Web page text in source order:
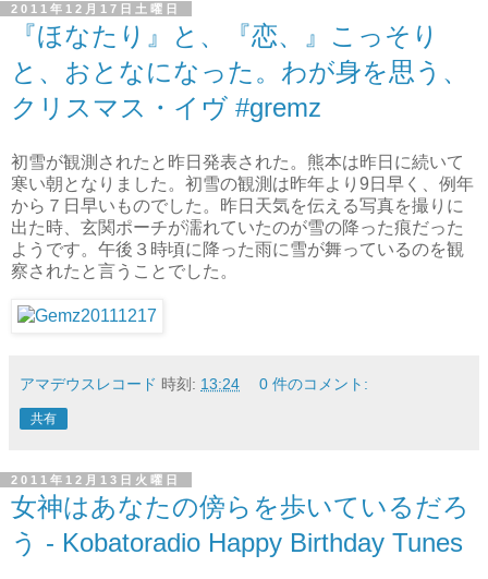
2011年12月17日土曜日
『ほなたり』と、『恋、』こっそり
と、おとなになった。わが身を思う、
クリスマス・イヴ #gremz
初雪が観測されたと昨日発表された。熊本は昨日に続いて
寒い朝となりました。初雪の観測は昨年より9日早く、例年
から７日早いものでした。昨日天気を伝える写真を撮りに
出た時、玄関ポーチが濡れていたのが雪の降った痕だった
ようです。午後３時頃に降った雨に雪が舞っているのを観
察されたと言うことでした。
アマデウスレコード 時刻: 13:24 0 件のコメント:
共有
2011年12月13日火曜日
女神はあなたの傍らを歩いているだろ
う - Kobatoradio Happy Birthday Tunes